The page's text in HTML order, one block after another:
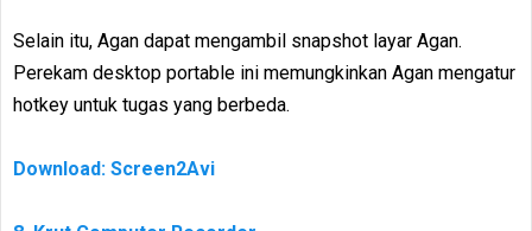
Selain itu, Agan dapat mengambil snapshot layar Agan.
Perekam desktop portable ini memungkinkan Agan mengatur
hotkey untuk tugas yang berbeda.
Download: Screen2Avi